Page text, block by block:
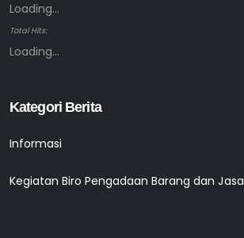
Loading...
Total Hits:
Loading...
Kategori Berita
Informasi
Kegiatan Biro Pengadaan Barang dan Jasa